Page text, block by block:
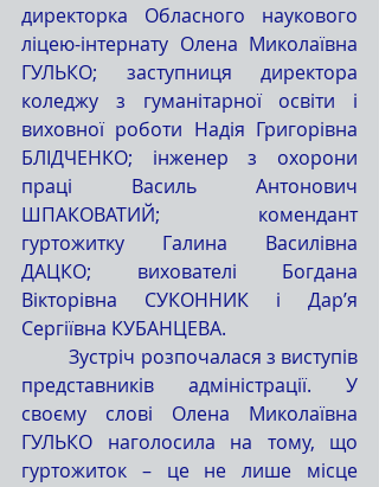
директорка Обласного наукового
ліцею-інтернату Олена Миколаївна
ГУЛЬКО; заступниця директора
коледжу з гуманітарної освіти і
виховної роботи Надія Григорівна
БЛІДЧЕНКО; інженер з охорони
праці Василь Антонович
ШПАКОВАТИЙ; комендант
гуртожитку Галина Василівна
ДАЦКО; вихователі Богдана
Вікторівна СУКОННИК і Дар’я
Сергіївна КУБАНЦЕВА.
	Зустріч розпочалася з виступів
представників адміністрації. У
своєму слові Олена Миколаївна
ГУЛЬКО наголосила на тому, що
гуртожиток – це не лише місце